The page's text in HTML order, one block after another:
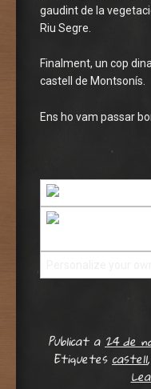
gaudint de la
Riu Segre.
Finalment, un cop
castell de Montsonís.
Ens ho vam passar
Publicat a24 de
Etiquetescastell,